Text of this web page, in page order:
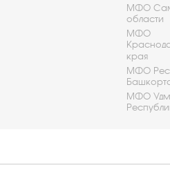
МФО
области
МФО
края
МФО
МФО